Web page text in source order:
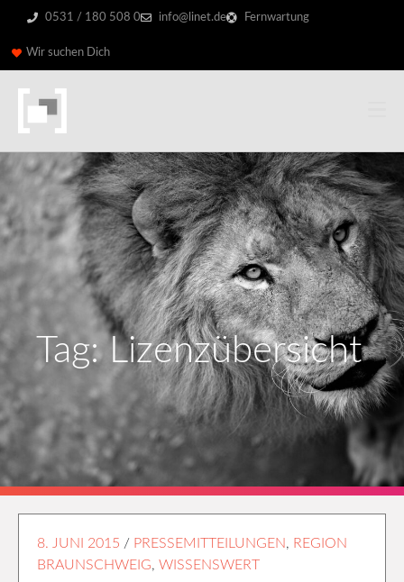
0531 / 180 508 0 info@linet.de Fernwartung
Wir suchen Dich
Tag: Lizenzübersicht
8. JUNI 2015 / PRESSEMITTEILUNGEN, REGION
BRAUNSCHWEIG, WISSENSWERT